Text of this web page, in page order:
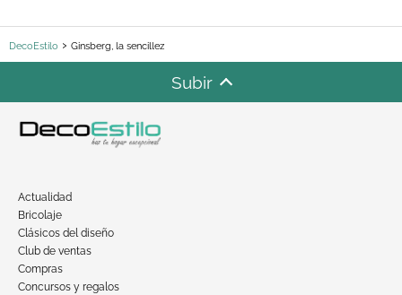
DecoEstilo Ginsberg, la sencillez
Subir
Actualidad
Bricolaje
Clásicos del diseño
Club de ventas
Compras
Concursos y regalos